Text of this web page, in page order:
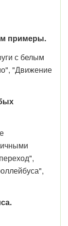
примеры.
с белым
"Движение